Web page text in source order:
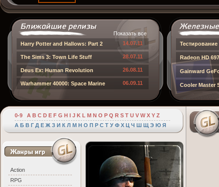
Показать все
Harry Potter and Hallows: Part 2
14.07.11
The Sims 3: Town Life Stuff 28.07.11
Deus Ex: Human Revolution 26.08.11
Warhammer 40000: Space Marine 06.09.11
Тестирование
Radeon HD
Gainward
Cooler Master
0-9 A B C D E F G H I J K L M N O P Q R S T U V W X Y Z
А Б В Г Д Е Ж З И К Л М Н О П Р С Т У Ф Х Ц Ч Ш Щ Э Ю Я
Action
RPG